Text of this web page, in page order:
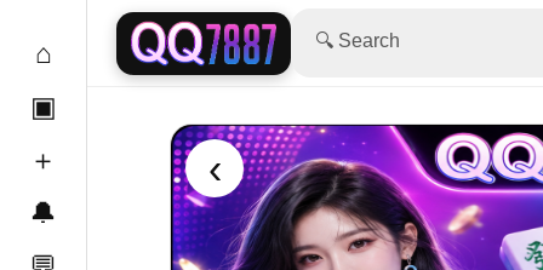
⌂
▣
＋
🔔
🔍 Search
‹